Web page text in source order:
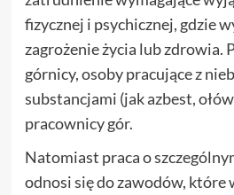
fizycznej i psychicznej, gdzie
zagrożenie życia lub zdrowia.
górnicy, osoby pracujące z
substancjami (jak azbest,
pracownicy gór.
Natomiast praca o
odnosi się do zawodów, które